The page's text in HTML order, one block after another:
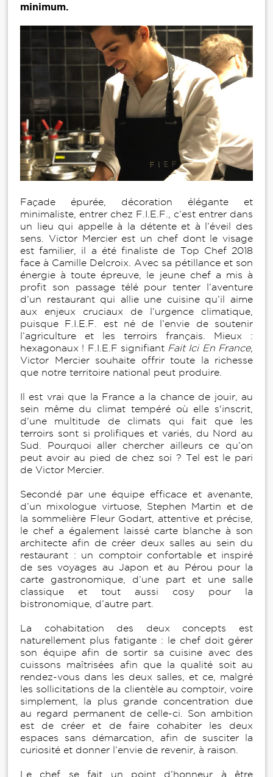
minimum.
Façade épurée, décoration élégante et
minimaliste, entrer chez F.I.E.F., c’est entrer dans
un lieu qui appelle à la détente et à l’éveil des
sens. Victor Mercier est un chef dont le visage
est familier, il a été finaliste de Top Chef 2018
face à Camille Delcroix. Avec sa pétillance et son
énergie à toute épreuve, le jeune chef a mis à
profit son passage télé pour tenter l’aventure
d’un restaurant qui allie une cuisine qu’il aime
aux enjeux cruciaux de l’urgence climatique,
puisque F.I.E.F. est né de l’envie de soutenir
l’agriculture et les terroirs français. Mieux :
hexagonaux ! F.I.E.F signifiant Fait Ici En France,
Victor Mercier souhaite offrir toute la richesse
que notre territoire national peut produire.
Il est vrai que la France a la chance de jouir, au
sein même du climat tempéré où elle s'inscrit,
d’une multitude de climats qui fait que les
terroirs sont si prolifiques et variés, du Nord au
Sud. Pourquoi aller chercher ailleurs ce qu’on
peut avoir au pied de chez soi ? Tel est le pari
de Victor Mercier.
Secondé par une équipe efficace et avenante,
d’un mixologue virtuose, Stephen Martin et de
la sommelière Fleur Godart, attentive et précise,
le chef a également laissé carte blanche à son
architecte afin de créer deux salles au sein du
restaurant : un comptoir confortable et inspiré
de ses voyages au Japon et au Pérou pour la
carte gastronomique, d’une part et une salle
classique et tout aussi cosy pour la
bistronomique, d’autre part.
La cohabitation des deux concepts est
naturellement plus fatigante : le chef doit gérer
son équipe afin de sortir sa cuisine avec des
cuissons maîtrisées afin que la qualité soit au
rendez-vous dans les deux salles, et ce, malgré
les sollicitations de la clientèle au comptoir, voire
simplement, la plus grande concentration due
au regard permanent de celle-ci. Son ambition
est de créer et de faire cohabiter les deux
espaces sans démarcation, afin de susciter la
curiosité et donner l’envie de revenir, à raison.
Le chef se fait un point d’honneur à être